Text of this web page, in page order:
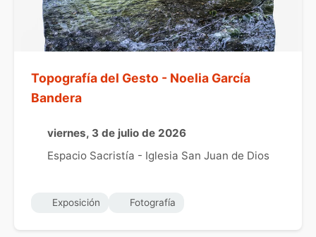
Topografía del Gesto - Noelia García
Bandera
viernes, 3 de julio de 2026
Espacio Sacristía - Iglesia San Juan de Dios
Exposición Fotografía